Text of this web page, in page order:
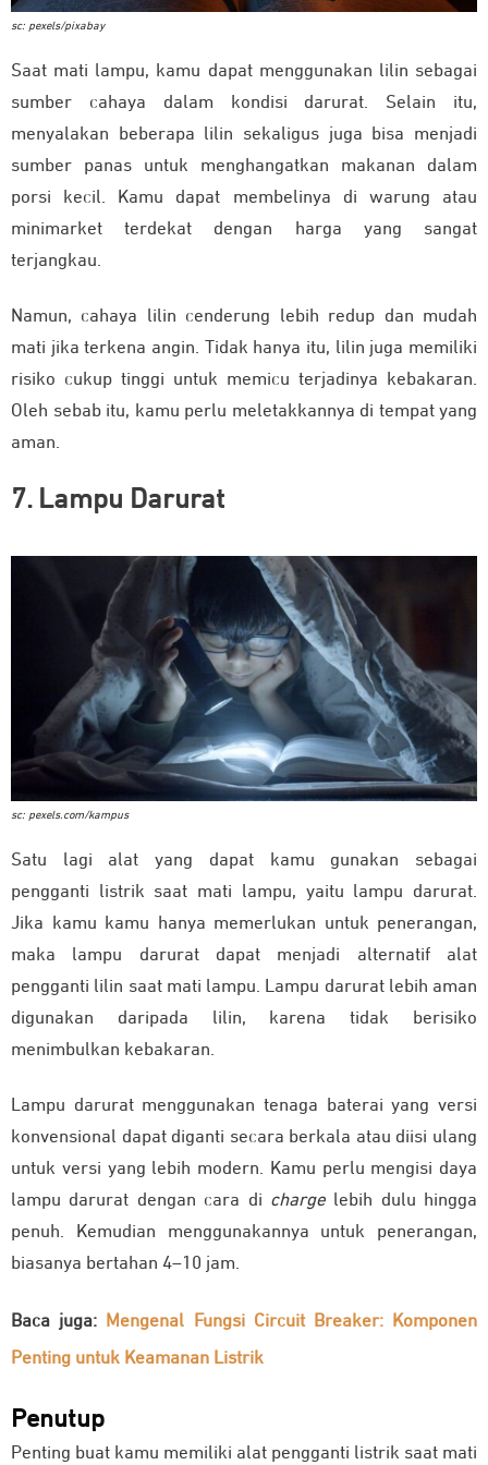
sc: pexels/pixabay
Saat mati lampu, kamu dapat menggunakan lilin sebagai
sumber cahaya dalam kondisi darurat. Selain itu,
menyalakan beberapa lilin sekaligus juga bisa menjadi
sumber panas untuk menghangatkan makanan dalam
porsi kecil. Kamu dapat membelinya di warung atau
minimarket terdekat dengan harga yang sangat
terjangkau.
Namun, cahaya lilin cenderung lebih redup dan mudah
mati jika terkena angin. Tidak hanya itu, lilin juga memiliki
risiko cukup tinggi untuk memicu terjadinya kebakaran.
Oleh sebab itu, kamu perlu meletakkannya di tempat yang
aman.
7. Lampu Darurat
sc: pexels.com/kampus
Satu lagi alat yang dapat kamu gunakan sebagai
pengganti listrik saat mati lampu, yaitu lampu darurat.
Jika kamu kamu hanya memerlukan untuk penerangan,
maka lampu darurat dapat menjadi alternatif alat
pengganti lilin saat mati lampu. Lampu darurat lebih aman
digunakan daripada lilin, karena tidak berisiko
menimbulkan kebakaran.
Lampu darurat menggunakan tenaga baterai yang versi
konvensional dapat diganti secara berkala atau diisi ulang
untuk versi yang lebih modern. Kamu perlu mengisi daya
lampu darurat dengan cara di charge lebih dulu hingga
penuh. Kemudian menggunakannya untuk penerangan,
biasanya bertahan 4–10 jam.
Baca juga:
Mengenal Fungsi Circuit Breaker: Komponen
Penting untuk Keamanan Listrik
Penutup
Penting buat kamu memiliki alat pengganti listrik saat mati